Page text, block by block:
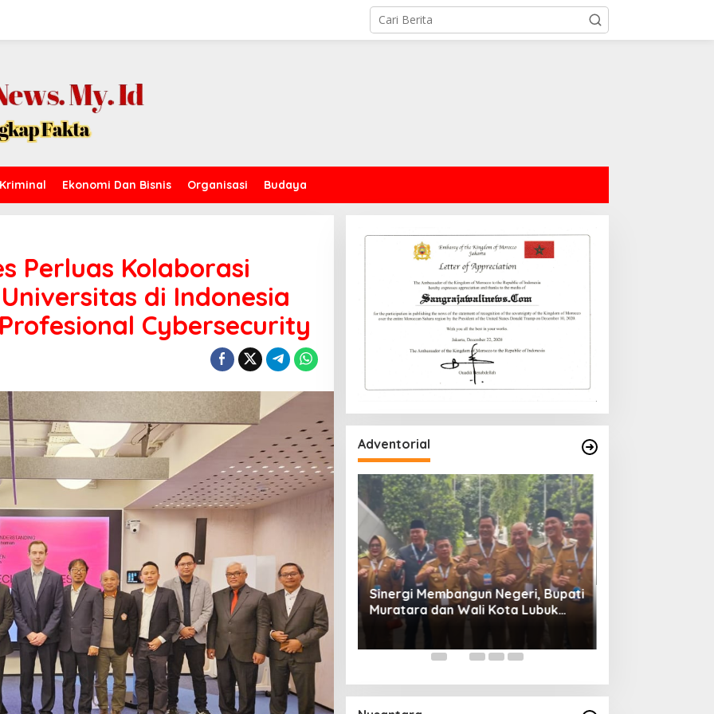
Ekonomi Dan Bisnis Organisasi Budaya
Perluas Kolaborasi
di Indonesia
Cybersecurity
Adventorial
Polsek Celala Gotong Royong
Meunasah dan Pembuatan Sumur
Bor Bantuan Kapolres Aceh
Tengah di Kuyun Uken
Sinergi Membangun Negeri, Bupati
Muratara dan Wali Kota Lubuk
Linggau Hadiri Rakornas 2026 Di